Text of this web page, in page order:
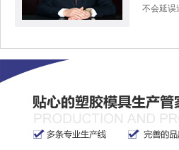
不会延误